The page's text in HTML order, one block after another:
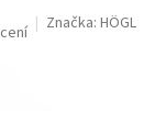
Značka: HÖGL